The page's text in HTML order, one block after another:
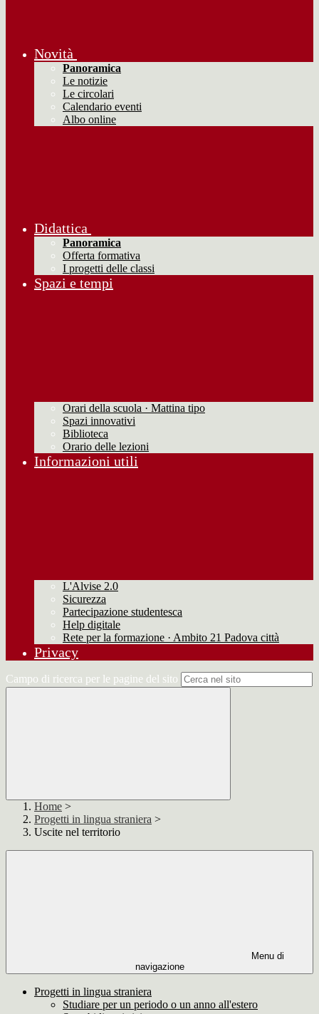
Novità
Panoramica
Le notizie
Le circolari
Calendario eventi
Albo online
Didattica
Panoramica
Offerta formativa
I progetti delle classi
Spazi e tempi
Orari della scuola · Mattina tipo
Spazi innovativi
Biblioteca
Orario delle lezioni
Informazioni utili
L'Alvise 2.0
Sicurezza
Partecipazione studentesca
Help digitale
Rete per la formazione · Ambito 21 Padova città
Privacy
Campo di ricerca per le pagine del sito
Home >
Progetti in lingua straniera >
Uscite nel territorio
Menu di
navigazione
Progetti in lingua straniera
Studiare per un periodo o un anno all'estero